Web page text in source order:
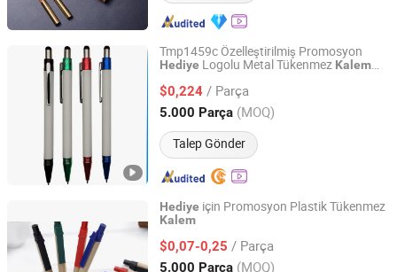
Tmp1459c Özelleştirilmiş Promosyon
Hediye Logolu Metal Tükenmez Kalem
$0,224 / Parça
5.000 Parça (MOQ)
Talep Gönder
Ningbo Hi-Tech Zone Sengfeng Imp. & Exp. Co., Ltd.
Zhejiang, China Fiyat 2019
Hediye için Promosyon Plastik Tükenmez
Kalem
$0,07-0,25 / Parça
5.000 Parça (MOQ)
TAIZHOU HARSOUL IMP. & EXP. CO., LTD.
Zhejiang, China Fiyat 2006